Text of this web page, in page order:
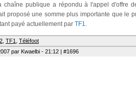
chaîne publique a répondu à l'appel d'offre
proposé une somme plus importante que le
payé actuellement par TF1
TF1
Téléfoot
par Kwaelbi - 21:12 | #1696